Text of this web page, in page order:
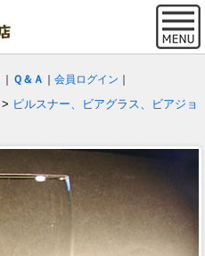
Ｑ＆Ａ 会員ログイン
> ピルスナー、ビアグラス、ビアジョ